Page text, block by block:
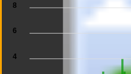
4
6
8